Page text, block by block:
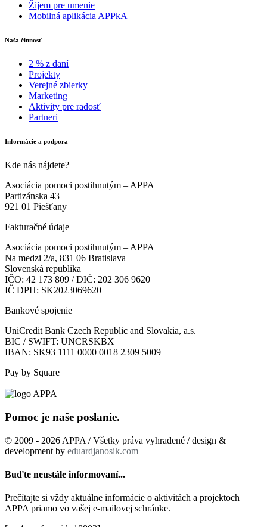
Žijem pre umenie
Mobilná aplikácia APPkA
Naša činnosť
2 % z daní
Projekty
Verejné zbierky
Marketing
Aktivity pre radosť
Partneri
Informácie a podpora
Kde nás nájdete?
Asociácia pomoci postihnutým – APPA
Partizánska 43
921 01 Piešťany
Fakturačné údaje
Asociácia pomoci postihnutým – APPA
Na medzi 2/a, 831 06 Bratislava
Slovenská republika
IČO: 42 173 809 / DIČ: 202 306 9620
IČ DPH: SK2023069620
Bankové spojenie
UniCredit Bank Czech Republic and Slovakia, a.s.
BIC / SWIFT: UNCRSKBX
IBAN: SK93 1111 0000 0018 2309 5009
Pay by Square
Pomoc je naše poslanie.
© 2009 - 2026 APPA / Všetky práva vyhradené / design &
development by eduardjanosik.com
Buďte neustále informovaní...
Prečítajte si vždy aktuálne informácie o aktivitách a projektoch
APPA priamo vo vašej e-mailovej schránke.